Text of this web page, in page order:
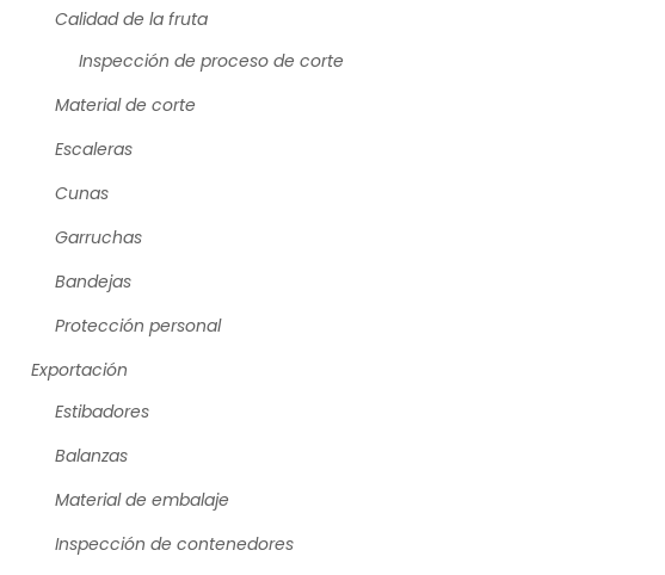
Calidad de la fruta
Inspección de proceso de corte
Material de corte
Escaleras
Cunas
Garruchas
Bandejas
Protección personal
Exportación
Estibadores
Balanzas
Material de embalaje
Inspección de contenedores